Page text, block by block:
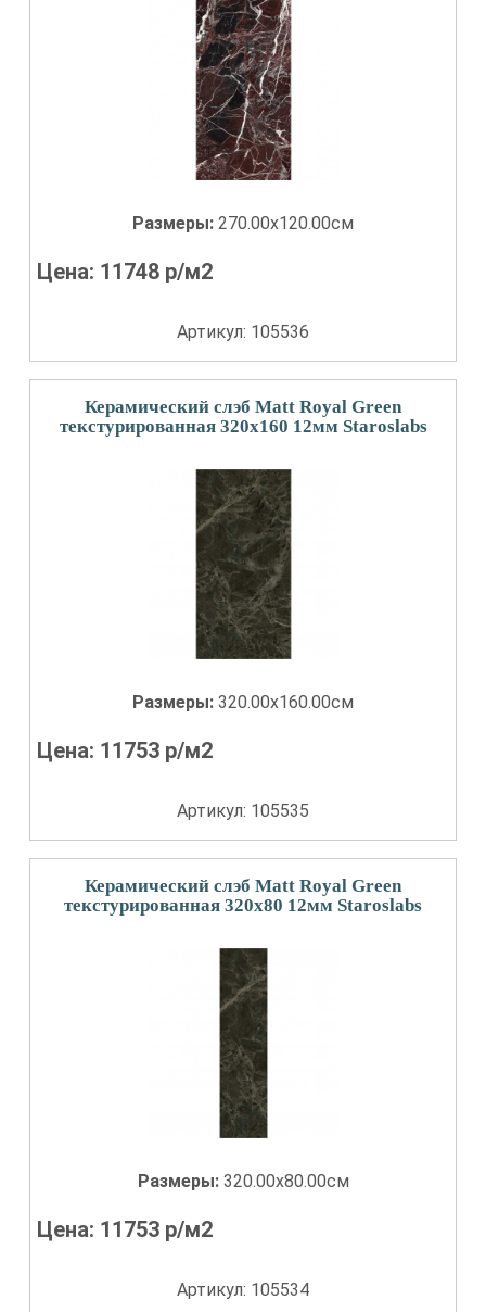
Размеры: 270.00x120.00см
Цена: 11748 р/м2
Артикул: 105536
Керамический слэб Matt Royal Green
текстурированная 320x160 12мм Staroslabs
Размеры: 320.00x160.00см
Цена: 11753 р/м2
Артикул: 105535
Керамический слэб Matt Royal Green
текстурированная 320x80 12мм Staroslabs
Размеры: 320.00x80.00см
Цена: 11753 р/м2
Артикул: 105534